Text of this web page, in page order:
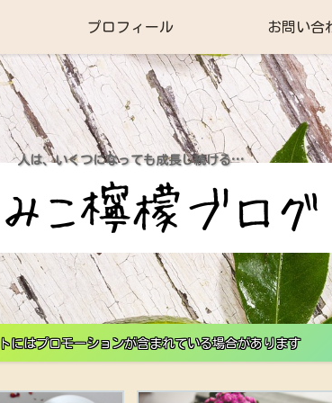
人は、いくつになっても成長し続ける…
プロフィール お問い合
にはプロモーションが含まれている場合があります